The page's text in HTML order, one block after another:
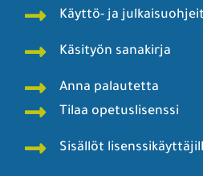
Käyttö- ja
Käsityön sanakirja
Anna palautetta
Tilaa opetuslisenssi
Sisällöt